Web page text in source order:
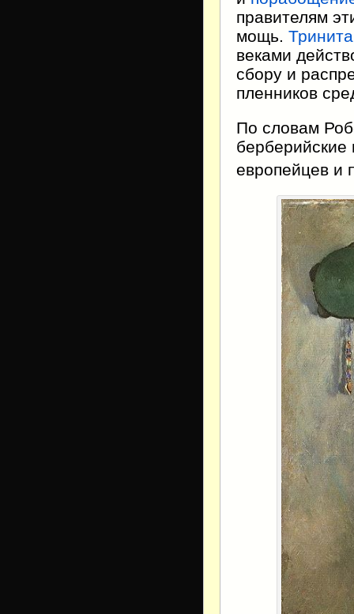
правителям
мощь.
веками
сбору и
пленников
По словам
европейцев и